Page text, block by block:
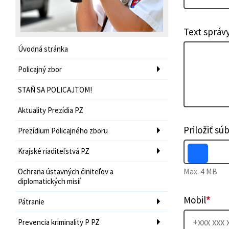
Úvodná stránka
Policajný zbor
STAŇ SA POLICAJTOM!
Aktuality Prezídia PZ
Prezídium Policajného zboru
Krajské riaditeľstvá PZ
Ochrana ústavných činiteľov a
diplomatických misií
Pátranie
Prevencia kriminality P PZ
Text
Priložiť
Max. 4 MB
Mobil*